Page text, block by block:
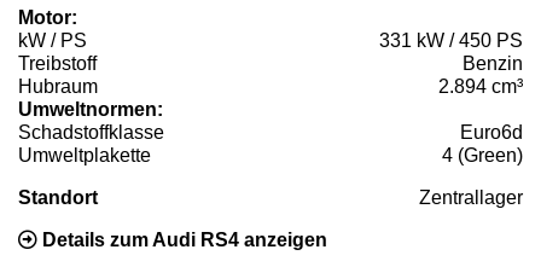
Motor:
kW / PS
331 kW / 450 PS
Treibstoff
Benzin
Hubraum
2.894 cm³
Umweltnormen:
Schadstoffklasse
Euro6d
Umweltplakette
4 (Green)
Standort Zentrallager
Details zum Audi RS4 anzeigen